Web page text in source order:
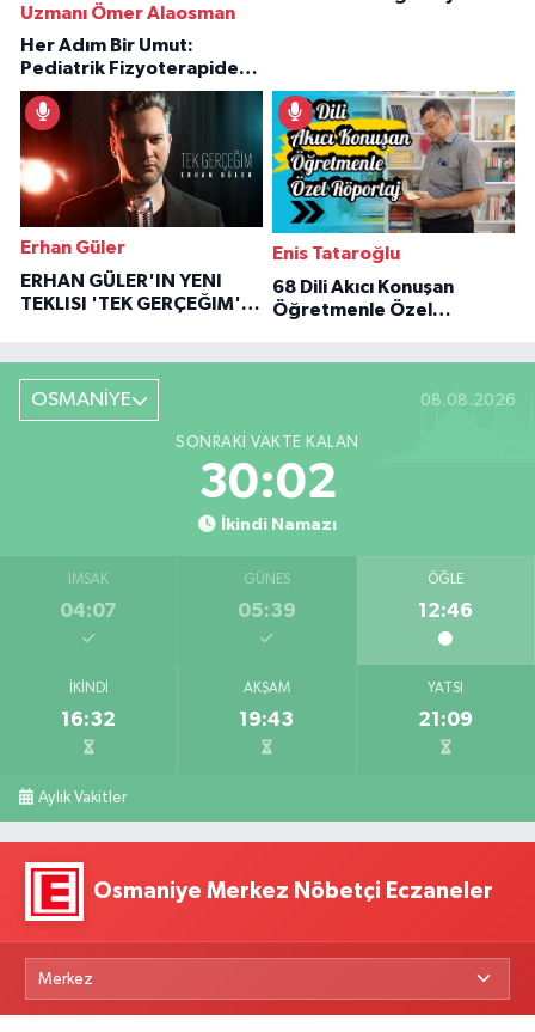
Uzmanı Ömer Alaosman
Her Adım Bir Umut:
Pediatrik Fizyoterapiden
İlham Veren Hikâyeler
Erhan Güler
ERHAN GÜLER'IN YENI
TEKLISI 'TEK GERÇEĞIM'LE
Enis Tataroğlu
68 Dili Akıcı Konuşan
Öğretmenle Özel
OSMANİYE 08.08.2026
SONRAKI VAKTE KALAN
30:01
İkindi Namazı
İMSAK
04:07
GÜNEŞ
05:39
ÖĞLE
12:46
İKINDI
16:32
AKŞAM
19:43
YATSI
21:09
Aylık Vakitler
Osmaniye Merkez Nöbetçi Eczaneler